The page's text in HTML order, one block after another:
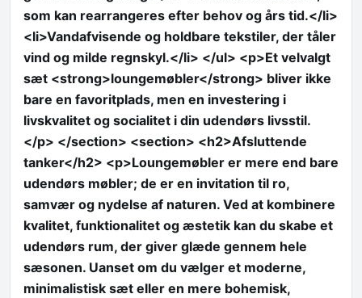
som kan rearrangeres efter behov og års tid.</li>
<li>Vandafvisende og holdbare tekstiler, der tåler
vind og milde regnskyl.</li> </ul> <p>Et velvalgt
sæt <strong>loungemøbler</strong> bliver ikke
bare en favoritplads, men en investering i
livskvalitet og socialitet i din udendørs livsstil.
</p> </section> <section> <h2>Afsluttende
tanker</h2> <p>Loungemøbler er mere end bare
udendørs møbler; de er en invitation til ro,
samvær og nydelse af naturen. Ved at kombinere
kvalitet, funktionalitet og æstetik kan du skabe et
udendørs rum, der giver glæde gennem hele
sæsonen. Uanset om du vælger et moderne,
minimalistisk sæt eller en mere bohemisk,